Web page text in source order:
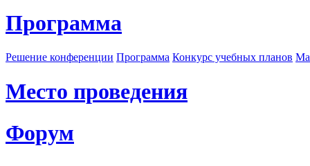
Программа
Решение конференции Программа Конкурс учебных планов
Место проведения
Форум